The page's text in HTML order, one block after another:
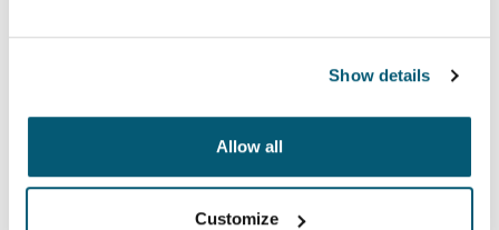
Show details
Allow all
Customize